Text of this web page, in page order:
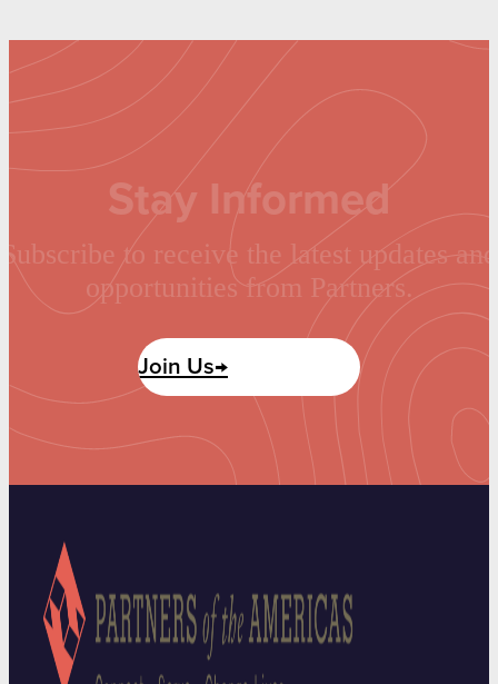
Stay Informed
Subscribe to receive the latest updates and
opportunities from Partners.
Join Us→